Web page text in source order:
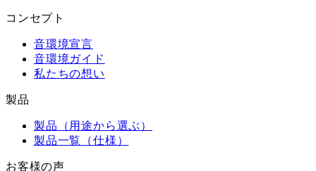
コンセプト
音環境宣言
音環境ガイド
私たちの想い
製品
製品（用途から選ぶ）
製品一覧（仕様）
お客様の声